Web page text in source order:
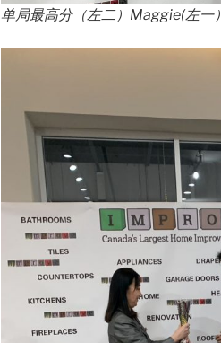
单局最高分（左二）Maggie(左一）